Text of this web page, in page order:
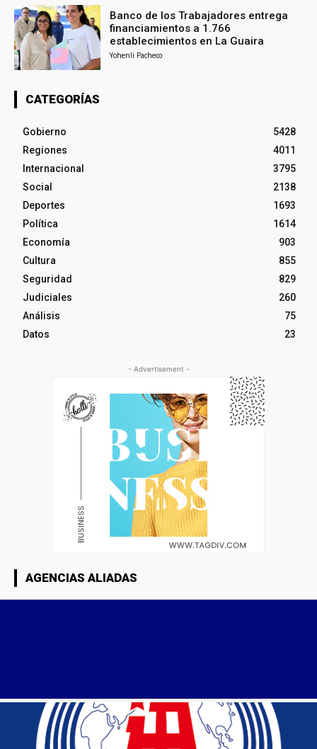
Banco de los Trabajadores entrega
financiamientos a 1.766
establecimientos en La Guaira
Yohenli Pacheco
CATEGORÍAS
Gobierno
5428
Regiones
4011
Internacional
3795
Social
2138
Deportes
1693
Política
1614
Economía
903
Cultura
855
Seguridad
829
Judiciales
260
Análisis
75
Datos
23
- Advertisement -
AGENCIAS ALIADAS